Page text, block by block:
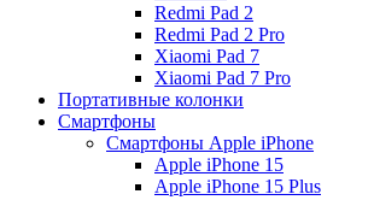
Redmi Pad 2
Redmi Pad 2 Pro
Xiaomi Pad 7
Xiaomi Pad 7 Pro
Портативные колонки
Смартфоны
Смартфоны Apple iPhone
Apple iPhone 15
Apple iPhone 15 Plus